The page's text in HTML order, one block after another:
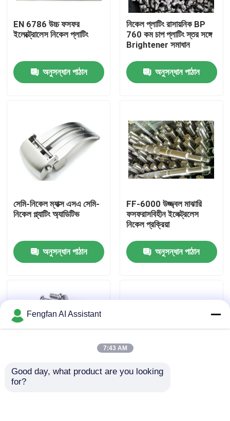
পণ্য
আমাদের সম্পর্কে
কারখানা পরিদর্শন
আমাদের সাথে যোগাযোগ করুন
একটি উদ্ধৃতি অনুরোধ করুন
EN 6786 উচ্চ ফসফর
ইলেক্ট্রোলেস নিকেল প্লাটিং
অনুসন্ধান পাঠান
নিকেল প্লাটিং রাসায়নিক BP
760 কম চাপ প্লাটিং স্তর সঙ্গে
Brightener সমাধান
অনুসন্ধান পাঠান
সেমি-নিকেল ম্যাক্স এসএ সেমি-
নিকেল প্ল্যাটিং অ্যাডিটিভ
অনুসন্ধান পাঠান
FF-6000 উজ্জ্বল মাঝারি
ফসফরাসবিহীন ইলেক্ট্রলেস
নিকেল প্রক্রিয়া
অনুসন্ধান পাঠান
নিকেল Purify P3 অপবিত্রতা
Fengfan AI Assistant
7:43 AM
Good day, what product are you looking
for?